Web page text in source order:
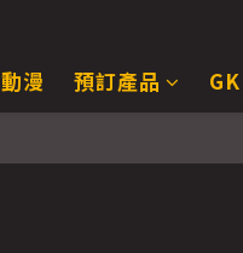
動漫 預訂產品 GK